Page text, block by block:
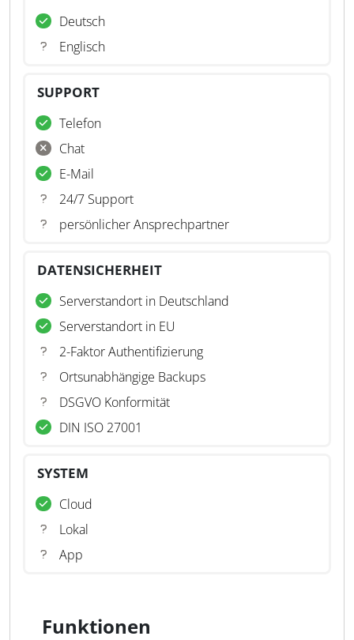
Deutsch
Englisch
SUPPORT
Telefon
Chat
E-Mail
24/7 Support
persönlicher Ansprechpartner
DATENSICHERHEIT
Serverstandort in Deutschland
Serverstandort in EU
2-Faktor Authentifizierung
Ortsunabhängige Backups
DSGVO Konformität
DIN ISO 27001
SYSTEM
Cloud
Lokal
App
Funktionen